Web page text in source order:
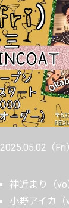
2025.05.02 （Fri
神近まり（vo
小野アイカ（